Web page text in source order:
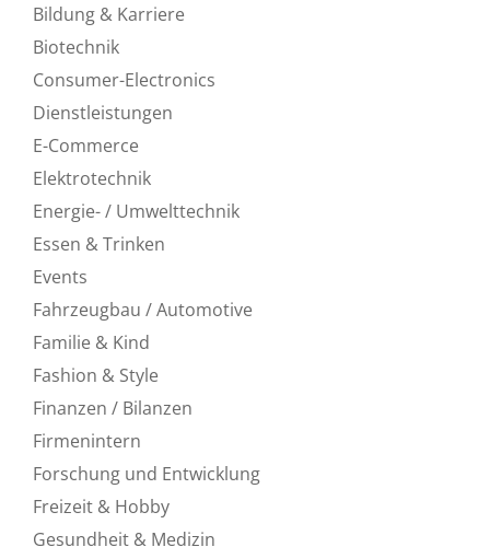
Bildung & Karriere
Biotechnik
Consumer-Electronics
Dienstleistungen
E-Commerce
Elektrotechnik
Energie- / Umwelttechnik
Essen & Trinken
Events
Fahrzeugbau / Automotive
Familie & Kind
Fashion & Style
Finanzen / Bilanzen
Firmenintern
Forschung und Entwicklung
Freizeit & Hobby
Gesundheit & Medizin